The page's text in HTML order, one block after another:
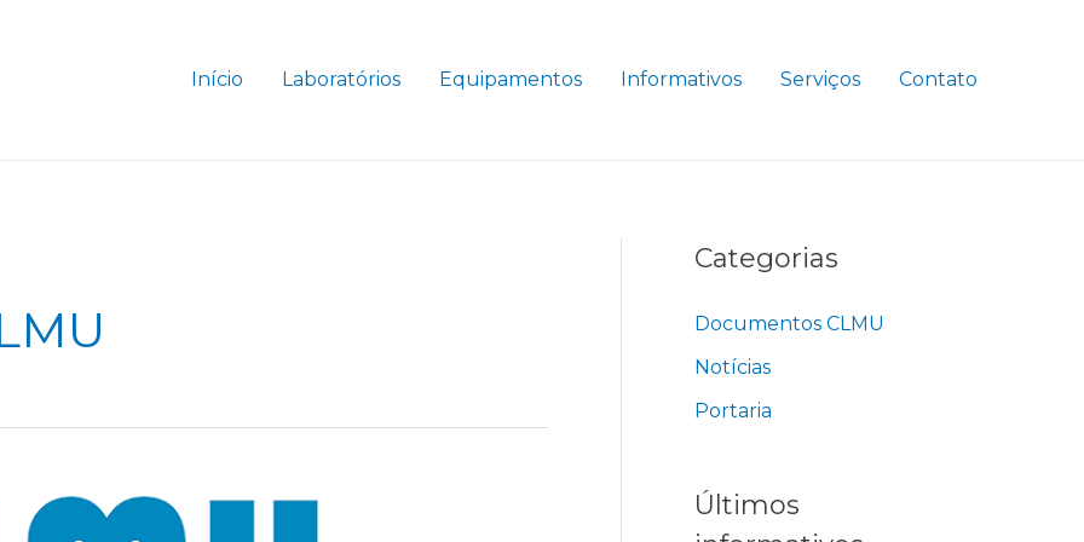
Início Laboratórios Equipamentos Informativos Serviços Contato
Categorias
Documentos CLMU
Notícias
Portaria
Últimos